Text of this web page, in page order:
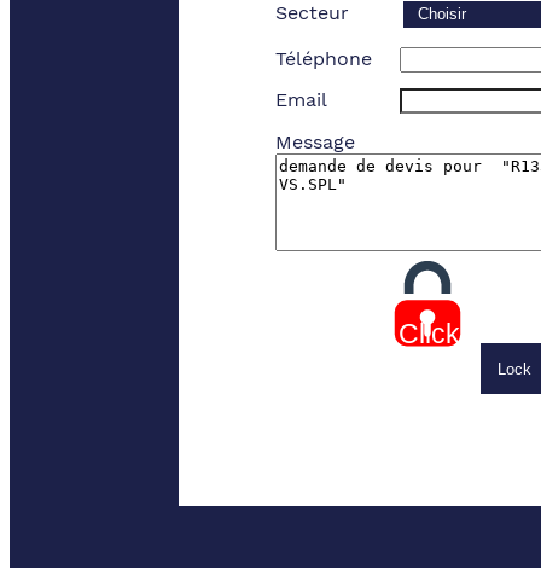
Secteur
Téléphone
Email
Message
Click